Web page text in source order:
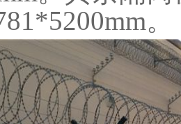
。